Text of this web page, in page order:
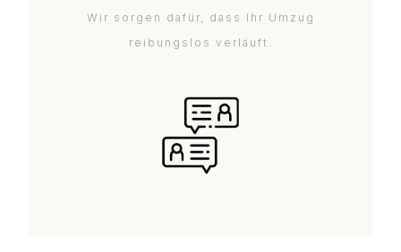
Wir sorgen dafür, dass Ihr Umzug
reibungslos verläuft.